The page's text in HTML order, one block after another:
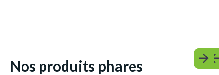
Nos produits phares